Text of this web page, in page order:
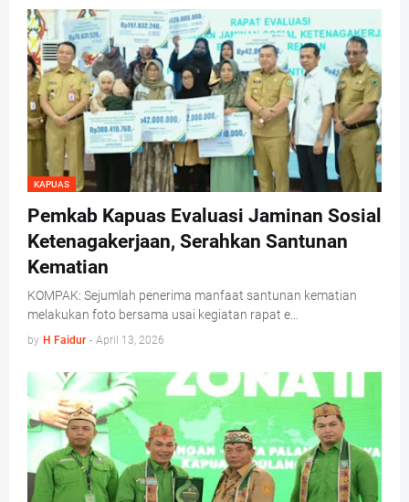
KAPUAS
Pemkab Kapuas Evaluasi Jaminan Sosial
Ketenagakerjaan, Serahkan Santunan
Kematian
KOMPAK: Sejumlah penerima manfaat santunan kematian
melakukan foto bersama usai kegiatan rapat e…
by H Faidur - April 13, 2026